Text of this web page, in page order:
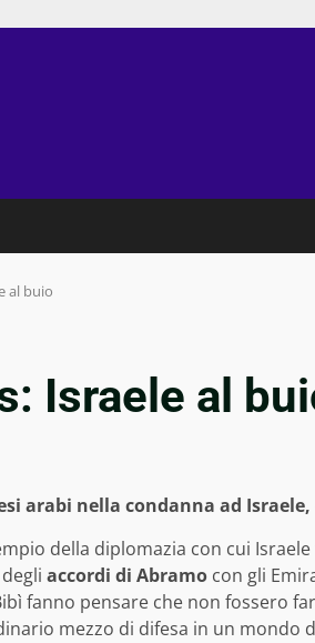
al buio
Israele al
arabi nella condanna ad
della diplomazia con cui
accordi di Abramo con gli
fanno pensare che non fossero
mezzo di difesa in un